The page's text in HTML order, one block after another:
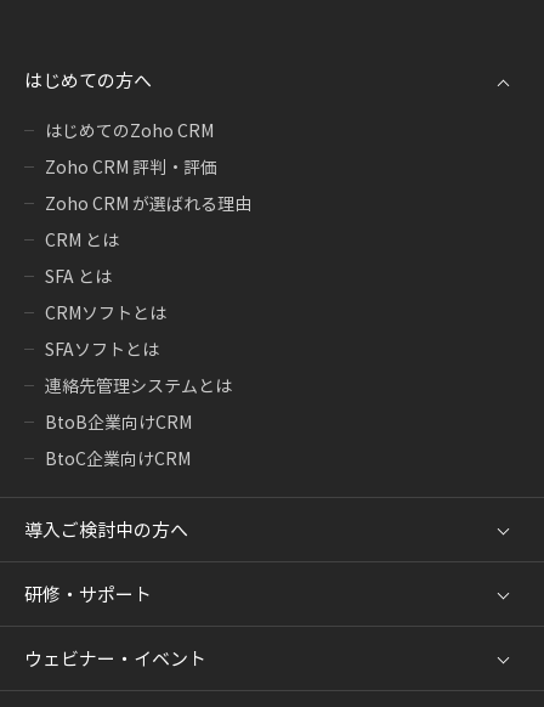
はじめての方へ
はじめてのZoho CRM
Zoho CRM 評判・評価
Zoho CRM が選ばれる理由
CRM とは
SFA とは
CRMソフトとは
SFAソフトとは
連絡先管理システムとは
BtoB企業向けCRM
BtoC企業向けCRM
導入ご検討中の方へ
研修・サポート
ウェビナー・イベント